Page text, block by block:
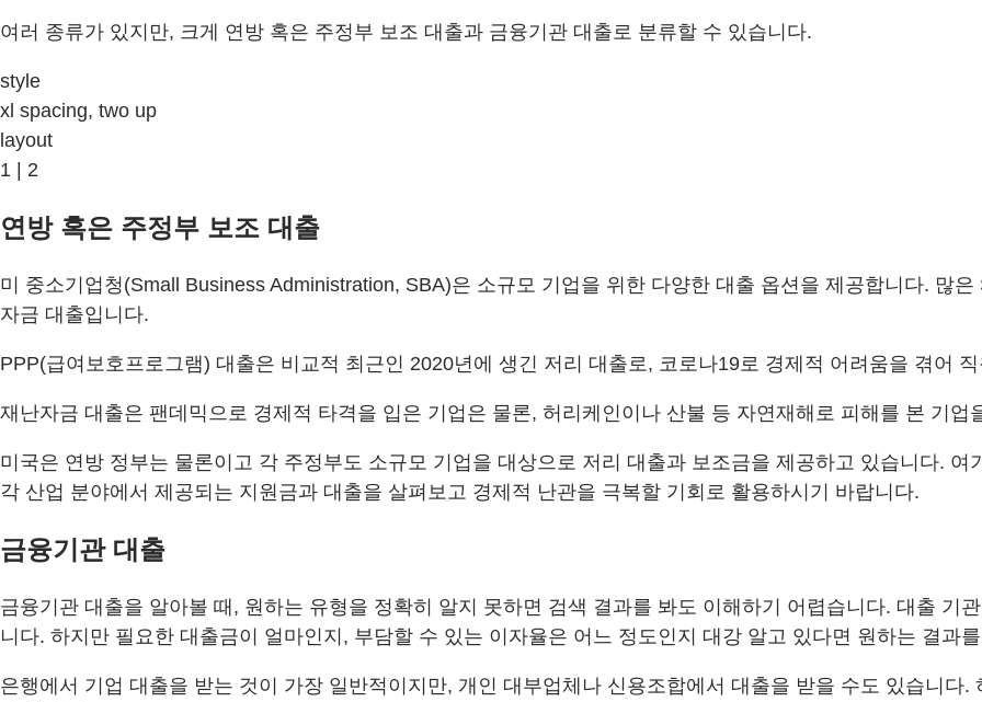
여러 종류가 있지만, 크게 연방 혹은 주정부 보조 대출과 금융기관 대출로 분류할 수 있습니다.
style
xl spacing, two up
layout
1 | 2
연방 혹은 주정부 보조 대출
미 중소기업청(Small Business Administration, SBA)은 소규모 기업을 위한 다양한 대출 옵션을 제공합니다. 많
자금 대출입니다.
PPP(급여보호프로그램) 대출은 비교적 최근인 2020년에 생긴 저리 대출로, 코로나19로 경제적 어려움을 겪어
재난자금 대출은 팬데믹으로 경제적 타격을 입은 기업은 물론, 허리케인이나 산불 등 자연재해로 피해를 본 기업
미국은 연방 정부는 물론이고 각 주정부도 소규모 기업을 대상으로 저리 대출과 보조금을 제공하고 있습니다.
각 산업 분야에서 제공되는 지원금과 대출을 살펴보고 경제적 난관을 극복할 기회로 활용하시기 바랍니다.
금융기관 대출
금융기관 대출을 알아볼 때, 원하는 유형을 정확히 알지 못하면 검색 결과를 봐도 이해하기 어렵습니다. 대출 기
니다. 하지만 필요한 대출금이 얼마인지, 부담할 수 있는 이자율은 어느 정도인지 대강 알고 있다면 원하는 결과
은행에서 기업 대출을 받는 것이 가장 일반적이지만, 개인 대부업체나 신용조합에서 대출을 받을 수도 있습니다